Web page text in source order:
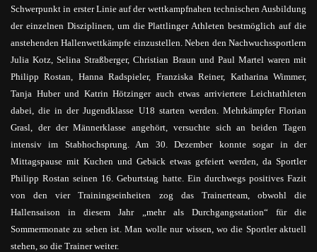
Schwerpunkt in erster Linie auf der wettkampfnahen technischen Ausbildung
der einzelnen Disziplinen, um die Plattlinger Athleten bestmöglich auf die
anstehenden Hallenwettkämpfe einzustellen. Neben den Nachwuchssportlern
Julia Kotz, Selina Straßberger, Christian Braun und Paul Martel waren mit
Philipp Rostan, Hanna Radspieler, Franziska Reiner, Katharina Wimmer,
Tanja Huber und Katrin Hötzinger auch etwas arriviertere Leichtathleten
dabei, die in der Jugendklasse U18 starten werden. Mehrkämpfer Florian
Grasl, der der Männerklasse angehört, versuchte sich an beiden Tagen
intensiv im Stabhochsprung. Am 30. Dezember konnte sogar in der
Mittagspause mit Kuchen und Gebäck etwas gefeiert werden, da Sportler
Philipp Rostan seinen 16. Geburtstag hatte. Ein durchwegs positives Fazit
von den vier Trainingseinheiten zog das Trainerteam, obwohl die
Hallensaison in diesem Jahr „mehr als Durchgangsstation“ für die
Sommermonate zu sehen ist. Man wolle nur wissen, wo die Sportler aktuell
stehen, so die Trainer weiter.